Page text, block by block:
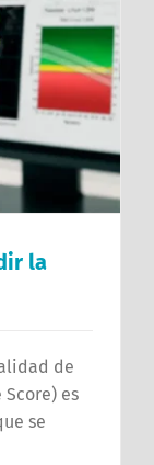
la
de
Score) es
se